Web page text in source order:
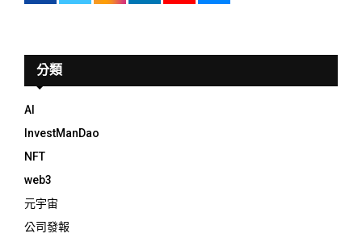
分類
AI
InvestManDao
NFT
web3
元宇宙
公司發報